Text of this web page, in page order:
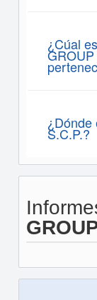
¿Cúal
¿Dónde
S.C.P.?